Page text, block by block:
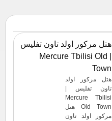
هتل مرکور اولد تاون تفلیس
| Mercure Tbilisi Old
Town
هتل مرکور اولد
تاون تفلیس |
Mercure Tbilisi
Old Town هتل
مرکور اولد تاون